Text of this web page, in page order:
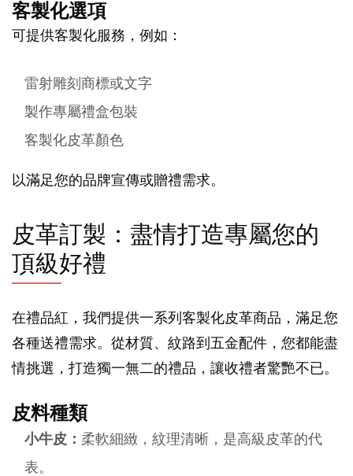
客製化選項
可提供客製化服務，例如：
雷射雕刻商標或文字
製作專屬禮盒包裝
客製化皮革顏色
以滿足您的品牌宣傳或贈禮需求。
皮革訂製：盡情打造專屬您的
頂級好禮
在禮品紅，我們提供一系列客製化皮革商品，滿足您
各種送禮需求。從材質、紋路到五金配件，您都能盡
情挑選，打造獨一無二的禮品，讓收禮者驚艷不已。
皮料種類
小牛皮： 柔軟細緻，紋理清晰，是高級皮革的代
表。